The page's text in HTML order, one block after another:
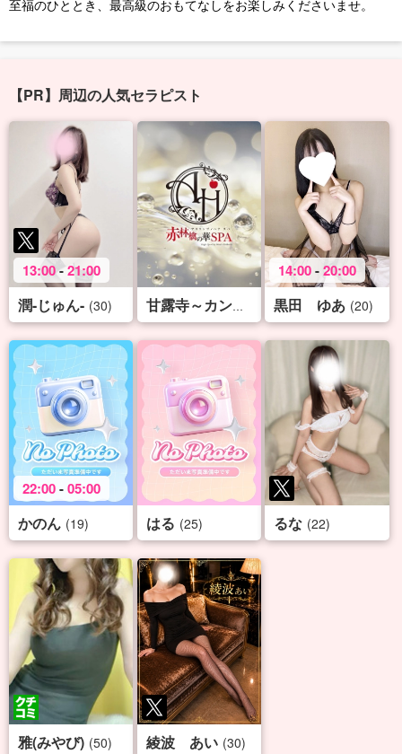
至福のひととき、最高級のおもてなしをお楽しみくださいませ。
【PR】周辺の人気セラピスト
13:00-21:00
潤-じゅん- (30) 甘露寺～カンロジ～ (32)
14:00-20:00
黒田 ゆあ (20)
22:00-05:00
かのん (19) はる (25) るな (22)
雅(みやび) (50) 綾波 あい (30)